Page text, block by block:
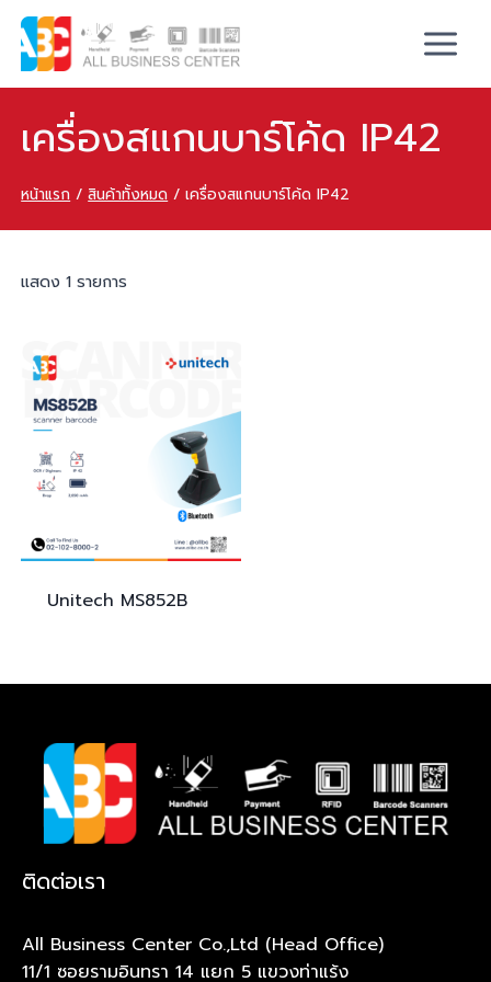
เครื่องสแกนบาร์โค้ด IP42
หน้าแรก / สินค้าทั้งหมด / เครื่องสแกนบาร์โค้ด IP42
แสดง 1 รายการ
Unitech MS852B
ติดต่อเรา
All Business Center Co.,Ltd (Head Office)
11/1 ซอยรามอินทรา 14 แยก 5 แขวงท่าแร้ง